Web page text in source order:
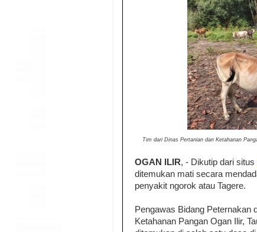
Tim dari Dinas Pertanian dan Ketahanan
OGAN ILIR, - Dikutip dari situs
ditemukan mati secara
penyakit ngorok atau Tagere.
Pengawas Bidang Peternakan
Ketahanan Pangan Ogan Ilir,